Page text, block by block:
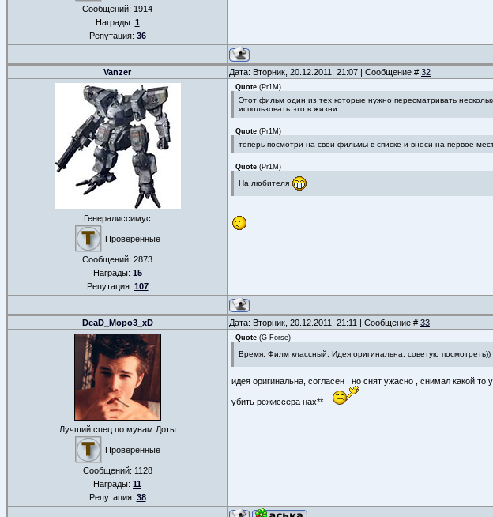
Сообщений: 1914
Награды: 1
Репутация: 36
Vanzer Дата: Вторник, 20.12.2011, 21:07 | Сообщение # 32
Генералиссимус
Проверенные
Сообщений: 2873
Награды: 15
Репутация: 107
Quote (Pr1M )
Этот фильм один из тех которые нужно пересматривать
использовать это в жизни.
Quote (Pr1M )
теперь посмотри на свои фильмы в списке и внеси на первое
Quote (Pr1M )
На любителя
DeaD_Mopo3_xD Дата: Вторник, 20.12.2011, 21:11 | Сообщение # 33
Лучший спец по мувам Доты
Проверенные
Сообщений: 1128
Награды: 11
Репутация: 38
Quote (G-Forse)
Время. Филм классный. Идея оригинальна, советую посмотреть))
идея оригинальна, согласен , но снят ужасно , снимал какой
убить режиссера нах**